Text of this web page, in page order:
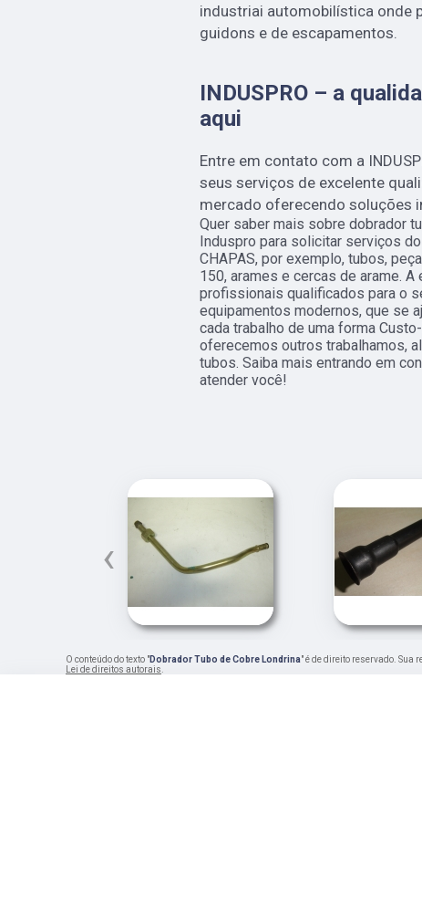
industriai automobilística onde
guidons e de escapamentos.
INDUSPRO – a
aqui
Entre em contato com a
seus serviços de excelente
mercado oferecendo soluções
Quer saber mais sobre dobrador
Induspro para solicitar serviços do
CHAPAS, por exemplo, tubos,
150, arames e cercas de arame.
profissionais qualificados para o
equipamentos modernos, que se
cada trabalho de uma forma
oferecemos outros trabalhamos,
tubos. Saiba mais entrando em
atender você!
‹
O conteúdo do texto "Dobrador Tubo de Cobre Londrina" é de direito reservado. Sua
Lei de direitos autorais.